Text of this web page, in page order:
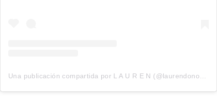
Una publicación compartida por L A U R E N (@laurendonovantv)